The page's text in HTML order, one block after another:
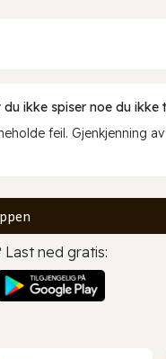
ikke spiser noe du ikke
feil. Gjenkjenning
Last ned gratis: